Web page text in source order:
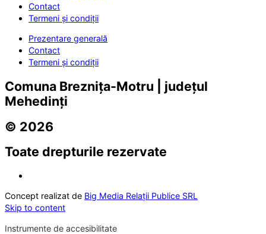
Contact
Termeni și condiții
Prezentare generală
Contact
Termeni și condiții
Comuna Breznița-Motru | județul
Mehedinți
© 2026
Toate drepturile rezervate
Concept realizat de Big Media Relații Publice SRL
Skip to content
Instrumente de accesibilitate